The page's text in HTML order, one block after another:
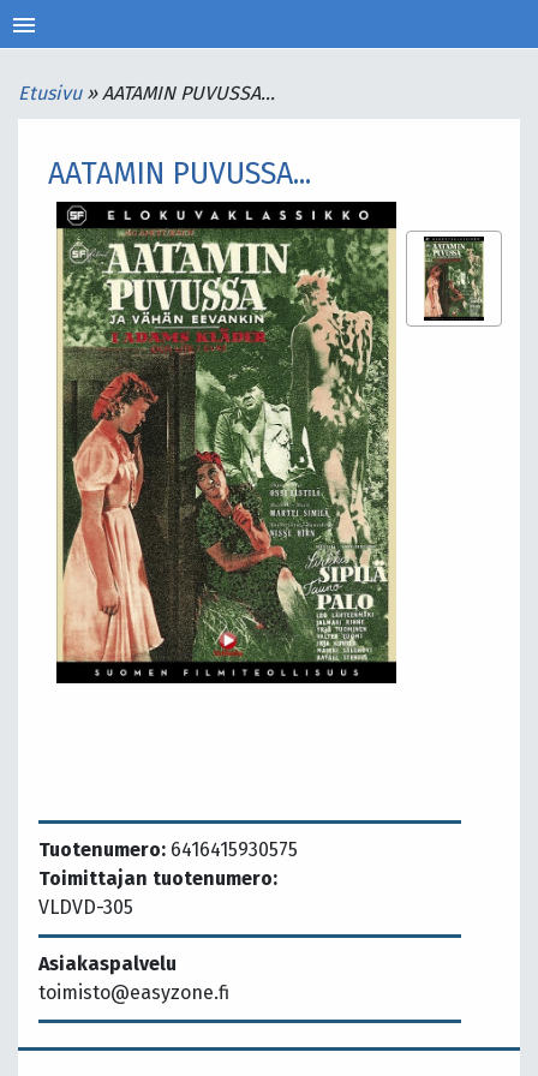
menu
Etusivu »AATAMIN PUVUSSA...
AATAMIN PUVUSSA...
Tuotenumero: 6416415930575
Toimittajan tuotenumero:
VLDVD-305
Asiakaspalvelu
toimisto@easyzone.fi